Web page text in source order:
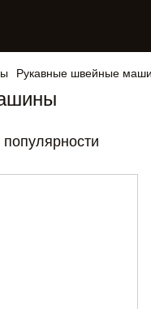
Рукавные швейные